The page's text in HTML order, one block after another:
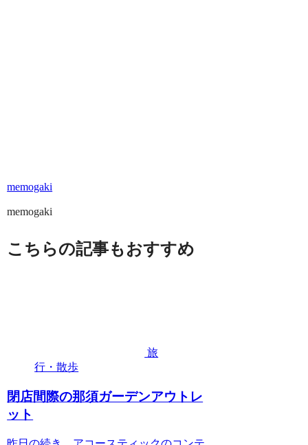
memogaki
memogaki
こちらの記事もおすすめ
旅
行・散歩
閉店間際の那須ガーデンアウトレ
ット